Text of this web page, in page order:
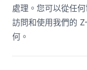
處理。您可以從任
訪問和使用我們的
何。